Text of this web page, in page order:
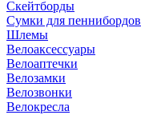
Скейтборды
Сумки для пеннибордов
Шлемы
Велоаксессуары
Велоаптечки
Велозамки
Велозвонки
Велокресла